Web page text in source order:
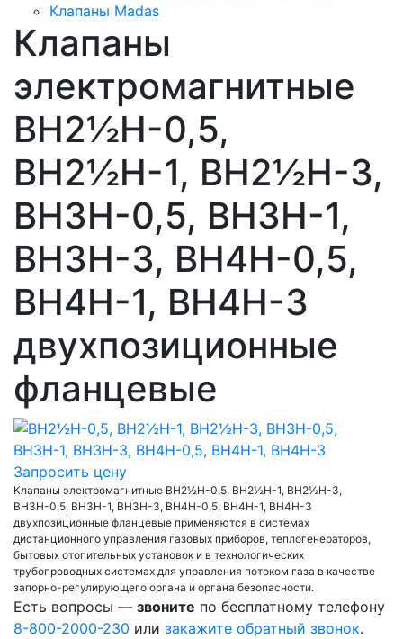
Клапаны Madas
Клапаны
электромагнитные
ВН2½Н-0,5,
ВН2½Н-1, ВН2½Н-3,
ВН3Н-0,5, ВН3Н-1,
ВН3Н-3, ВН4Н-0,5,
ВН4Н-1, ВН4Н-3
двухпозиционные
фланцевые
Запросить цену
Клапаны электромагнитные ВН2½Н-0,5, ВН2½Н-1, ВН2½Н-3,
ВН3Н-0,5, ВН3Н-1, ВН3Н-3, ВН4Н-0,5, ВН4Н-1, ВН4Н-3
двухпозиционные фланцевые применяются в системах
дистанционного управления газовых приборов, теплогенераторов,
бытовых отопительных установок и в технологических
трубопроводных системах для управления потоком газа в качестве
запорно-регулирующего органа и органа безопасности.
Есть вопросы — звоните по бесплатному телефону
8-800-2000-230 или закажите обратный звонок.